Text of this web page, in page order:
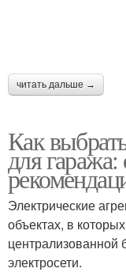
читать дальше →
Как
для
Электрические
объектах, в
электросети.